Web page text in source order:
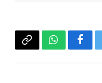
Copy WhatsApp